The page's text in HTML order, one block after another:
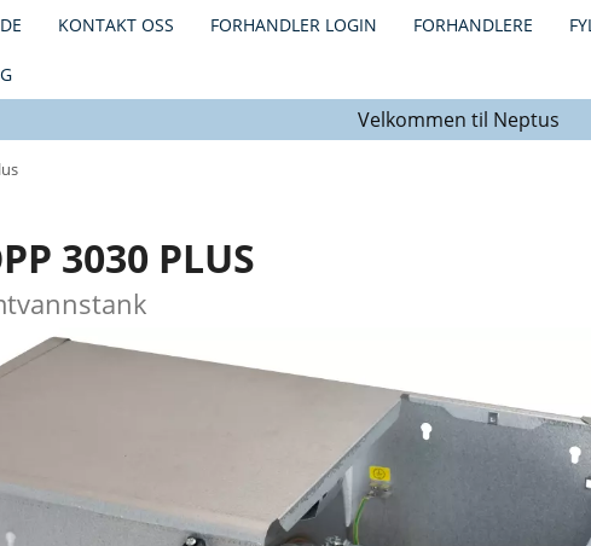
KONTAKT OSS FORHANDLER LOGIN FORHANDLERE
Velkommen til Neptus
3030 PLUS